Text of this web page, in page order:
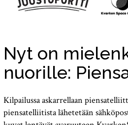
Nyt on
nuorille:
Kilpailussa askarrellaan
piensatelliitista lähetetään